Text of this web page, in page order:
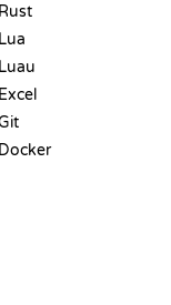
Rust
Lua
Luau
Excel
Docker